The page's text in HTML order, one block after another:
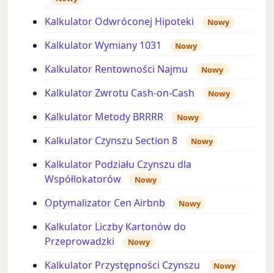
Kalkulator Odwróconej Hipoteki Nowy
Kalkulator Wymiany 1031 Nowy
Kalkulator Rentowności Najmu Nowy
Kalkulator Zwrotu Cash-on-Cash Nowy
Kalkulator Metody BRRRR Nowy
Kalkulator Czynszu Section 8 Nowy
Kalkulator Podziału Czynszu dla
Współlokatorów
Nowy
Optymalizator Cen Airbnb Nowy
Kalkulator Liczby Kartonów do
Przeprowadzki
Nowy
Kalkulator Przystępności Czynszu Nowy